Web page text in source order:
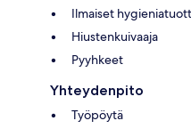
Ilmaiset
Hiustenkuivaaja
Pyyhkeet
Yhteydenpito
Työpöytä